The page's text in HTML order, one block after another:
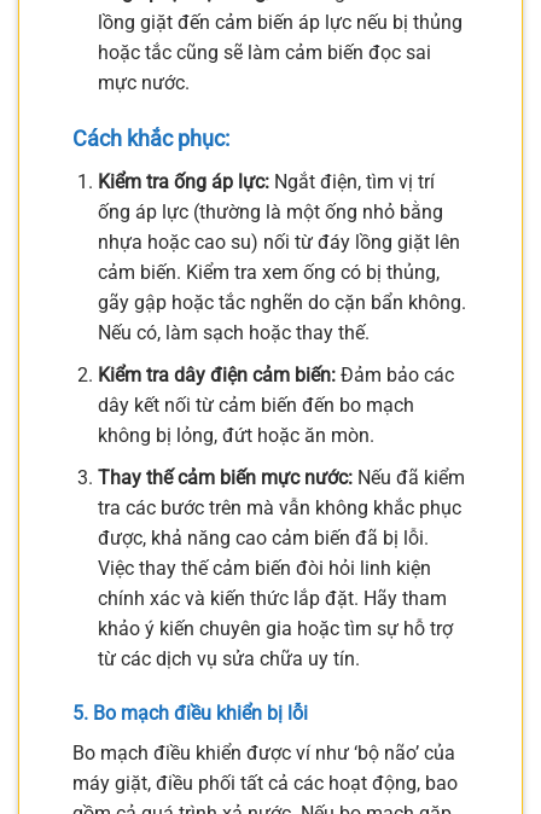
lồng giặt đến cảm biến áp lực nếu bị thủng
hoặc tắc cũng sẽ làm cảm biến đọc sai
mực nước.
Cách khắc phục:
Kiểm tra ống áp lực:Ngắt điện, tìm vị trí
ống áp lực (thường là một ống nhỏ bằng
nhựa hoặc cao su) nối từ đáy lồng giặt lên
cảm biến. Kiểm tra xem ống có bị thủng,
gãy gập hoặc tắc nghẽn do cặn bẩn không.
Nếu có, làm sạch hoặc thay thế.
Kiểm tra dây điện cảm biến:Đảm bảo các
dây kết nối từ cảm biến đến bo mạch
không bị lỏng, đứt hoặc ăn mòn.
Thay thế cảm biến mực nước:Nếu đã kiểm
tra các bước trên mà vẫn không khắc phục
được, khả năng cao cảm biến đã bị lỗi.
Việc thay thế cảm biến đòi hỏi linh kiện
chính xác và kiến thức lắp đặt. Hãy tham
khảo ý kiến chuyên gia hoặc tìm sự hỗ trợ
từ các dịch vụ sửa chữa uy tín.
5. Bo mạch điều khiển bị lỗi
Bo mạch điều khiển được ví như ‘bộ não’ của
máy giặt, điều phối tất cả các hoạt động, bao